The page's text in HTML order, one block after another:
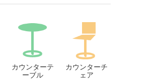
カウンターテ
ーブル
カウンターチ
ェア